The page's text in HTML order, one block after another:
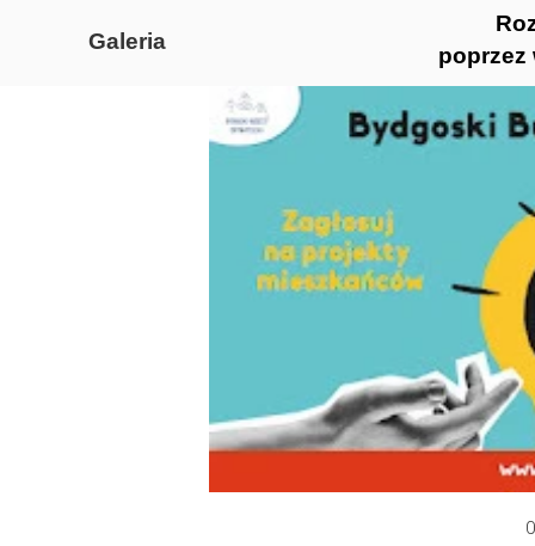
poprzez
Galeria
Lata 70-te, lata 80-te
Dzień Działkowca 2005
Dzień Działkowca 2006
Protest w Warszawie 2013